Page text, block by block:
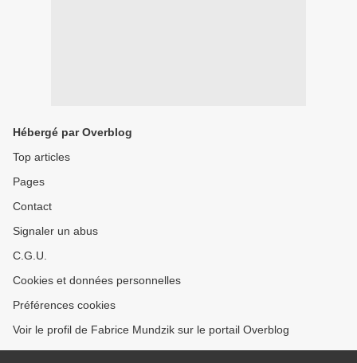
Hébergé par Overblog
Top articles
Pages
Contact
Signaler un abus
C.G.U.
Cookies et données personnelles
Préférences cookies
Voir le profil de Fabrice Mundzik sur le portail Overblog